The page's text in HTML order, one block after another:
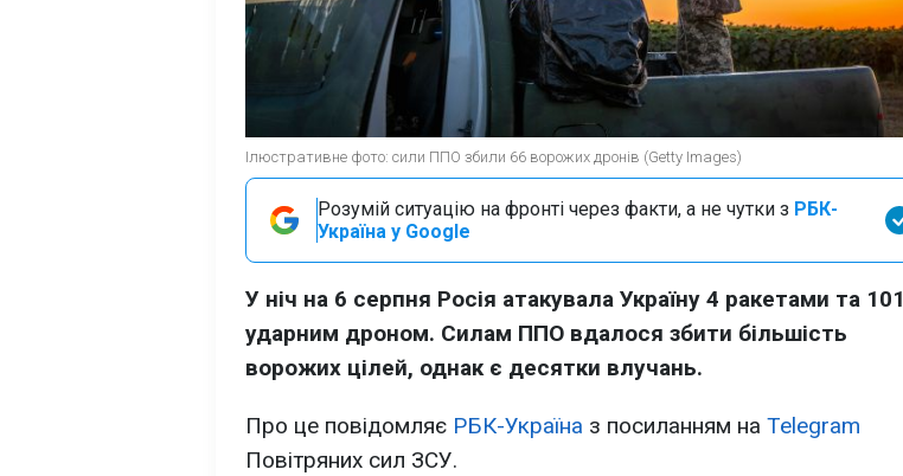
Ілюстративне фото: сили ППО збили 66 ворожих дронів (Getty Images)
Розумій ситуацію на фронті через факти, а не чутки з РБК-
Україна у Google
У ніч на 6 серпня Росія атакувала Україну 4 ракетами та 101
ударним дроном. Силам ППО вдалося збити більшість
ворожих цілей, однак є десятки влучань.
Про це повідомляє РБК-Україна з посиланням на Telegram
Повітряних сил ЗСУ.